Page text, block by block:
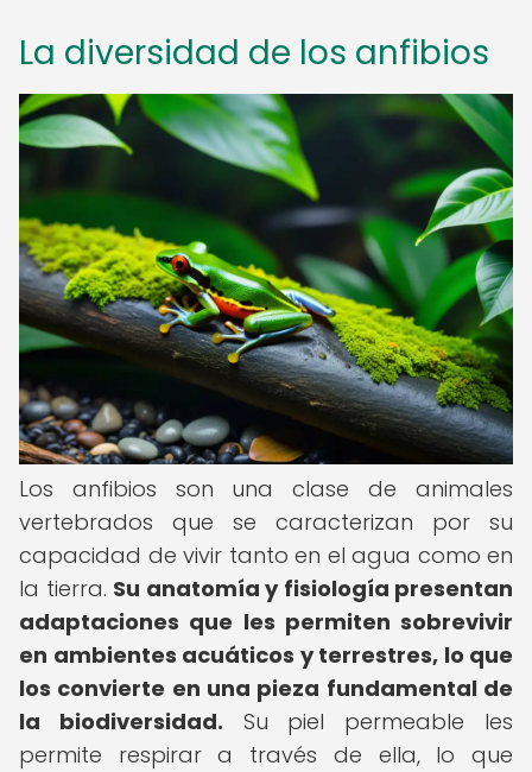
La diversidad de los anfibios
Los anfibios son una clase de animales
vertebrados que se caracterizan por su
capacidad de vivir tanto en el agua como en
la tierra. Su anatomía y fisiología presentan
adaptaciones que les permiten sobrevivir
en ambientes acuáticos y terrestres, lo que
los convierte en una pieza fundamental de
la biodiversidad. Su piel permeable les
permite respirar a través de ella, lo que